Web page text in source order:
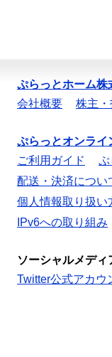
ぷらっとホーム株
会社概要
株主・
ぷらっとオンライ
ご利用ガイド
ぷ
配送・決済につい
個人情報取り扱い
IPv6への取り組み
ソーシャルメディ
Twitter公式アカウ